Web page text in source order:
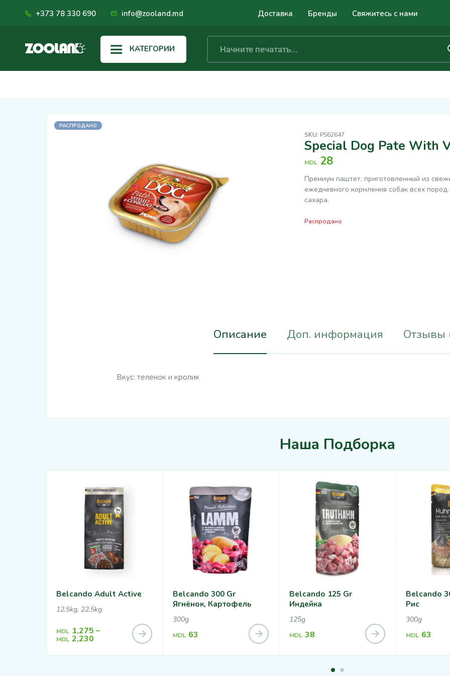
+373 78 330 690 info@zooland.md Доставка Бренды Свяжитесь с нами
КАТЕГОРИИ
РАСПРОДАНО
SKU: PS62647
Special Dog Pate With
MDL 28
Премиум паштет, приготовленный из
ежедневного кормления собак всех
сахара.
Распродано
Описание Доп. информация Отзывы
Вкус: теленок и кролик
Наша Подборка
Belcando Adult Active
12,5kg, 22,5kg
MDL 1,275 –
MDL 2,230
Belcando 300 Gr
Ягнёнок, Картофель
300g
MDL 63
Belcando 125 Gr
Индейка
125g
MDL 38
Belcando
Рис
300g
MDL 63